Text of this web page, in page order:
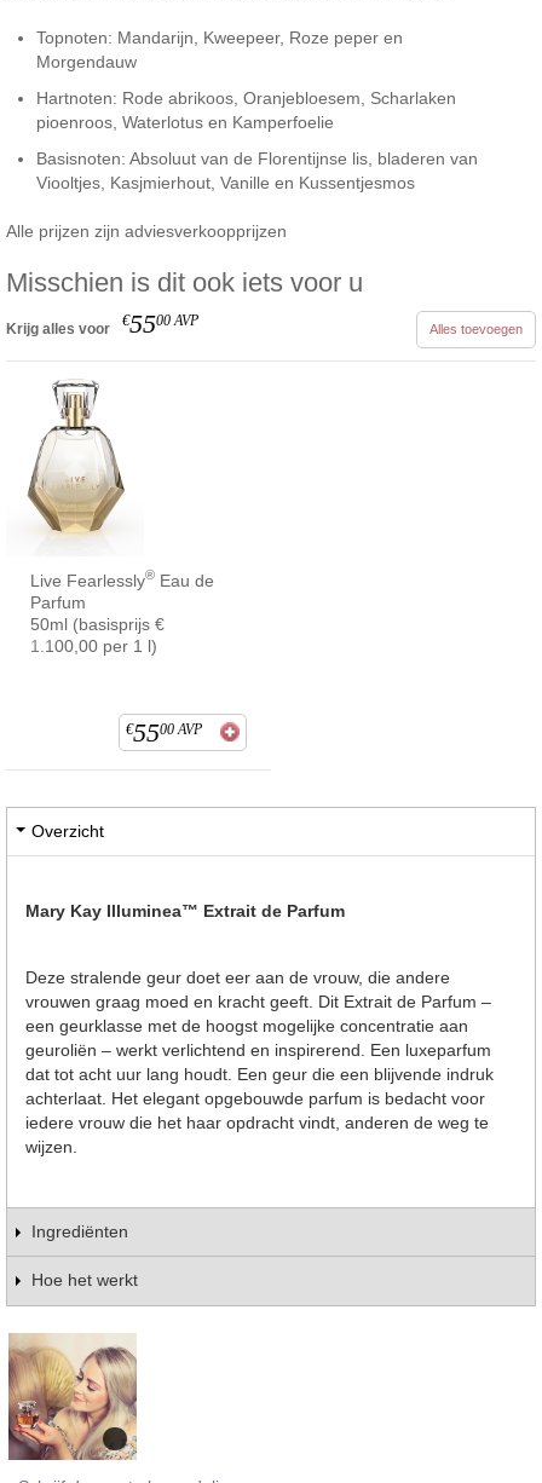
Topnoten: Mandarijn, Kweepeer, Roze peper en
Morgendauw
Hartnoten: Rode abrikoos, Oranjebloesem, Scharlaken
pioenroos, Waterlotus en Kamperfoelie
Basisnoten: Absoluut van de Florentijnse lis, bladeren van
Viooltjes, Kasjmierhout, Vanille en Kussentjesmos
Alle prijzen zijn adviesverkoopprijzen
Misschien is dit ook iets voor u
Krijg alles voor €5500 AVP Alles toevoegen
Live Fearlessly® Eau de
Parfum
50ml (basisprijs €
1.100,00 per 1 l)
€5500 AVP
Overzicht
Mary Kay Illuminea™ Extrait de Parfum
Deze stralende geur doet eer aan de vrouw, die andere
vrouwen graag moed en kracht geeft. Dit Extrait de Parfum –
een geurklasse met de hoogst mogelijke concentratie aan
geuroliën – werkt verlichtend en inspirerend. Een luxeparfum
dat tot acht uur lang houdt. Een geur die een blijvende indruk
achterlaat. Het elegant opgebouwde parfum is bedacht voor
iedere vrouw die het haar opdracht vindt, anderen de weg te
wijzen.
Ingrediënten
Hoe het werkt